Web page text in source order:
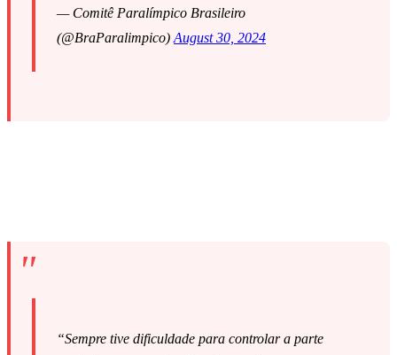
— Comitê Paralímpico Brasileiro
(@BraParalimpico) August 30, 2024
“Sempre tive dificuldade para controlar a parte